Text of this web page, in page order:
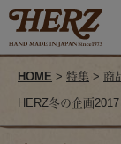
HOME > 特集 > 商
HERZ冬の企画2017